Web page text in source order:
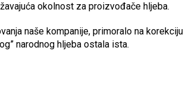
okolnost za proizvođače hljeba.
naše kompanije, primoralo na korekciju
narodnog hljeba ostala ista.